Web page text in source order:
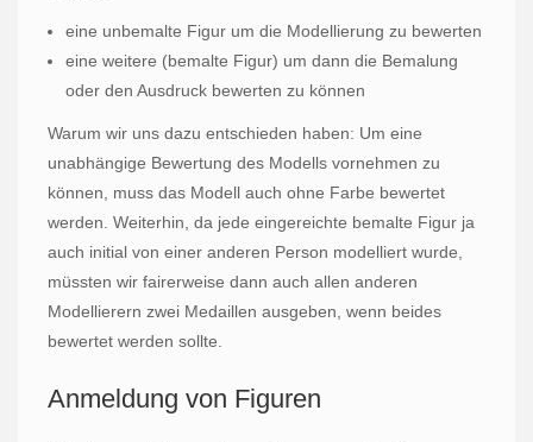
eine unbemalte Figur um die Modellierung zu bewerten
eine weitere (bemalte Figur) um dann die Bemalung
oder den Ausdruck bewerten zu können
Warum wir uns dazu entschieden haben: Um eine
unabhängige Bewertung des Modells vornehmen zu
können, muss das Modell auch ohne Farbe bewertet
werden. Weiterhin, da jede eingereichte bemalte Figur ja
auch initial von einer anderen Person modelliert wurde,
müssten wir fairerweise dann auch allen anderen
Modellierern zwei Medaillen ausgeben, wenn beides
bewertet werden sollte.
Anmeldung von Figuren